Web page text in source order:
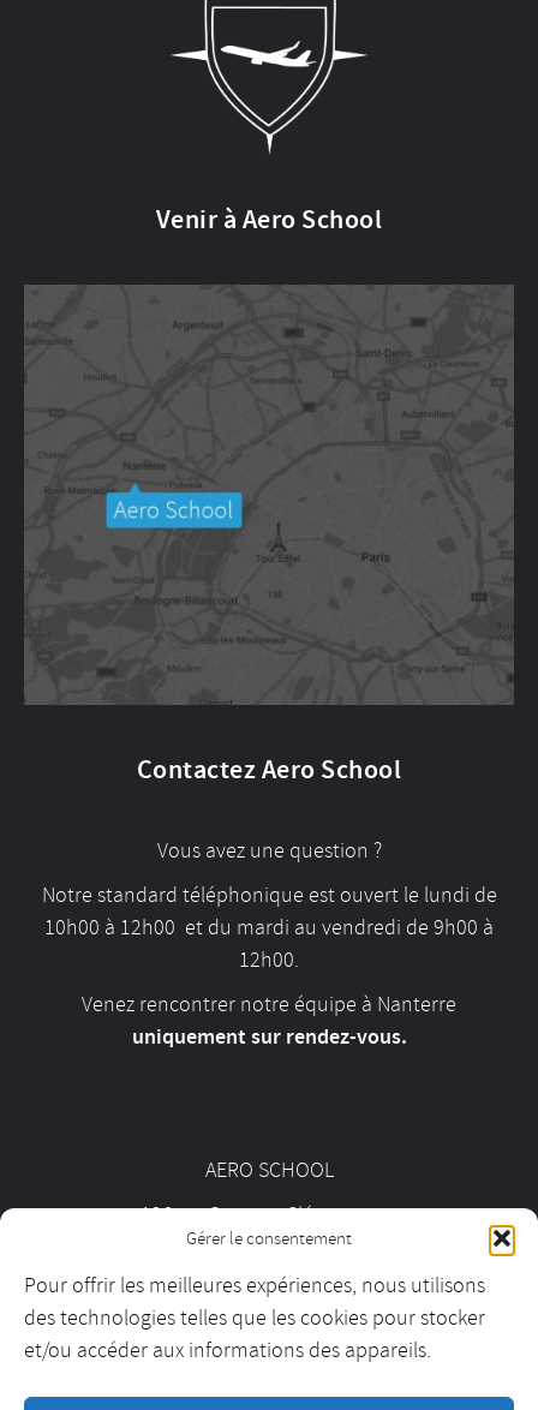
Gérer le consentement
Pour offrir les meilleures expériences, nous utilisons
des technologies telles que les cookies pour stocker
et/ou accéder aux informations des appareils.
Venir à Aero School
Contactez Aero School
Vous avez une question ?
Notre standard téléphonique est ouvert le lundi de
10h00 à 12h00 et du mardi au vendredi de 9h00 à
12h00.
Venez rencontrer notre équipe à Nanterre
uniquement sur rendez-vous.
AERO SCHOOL
126 av. Georges Clémenceau
01 55 69 19 30